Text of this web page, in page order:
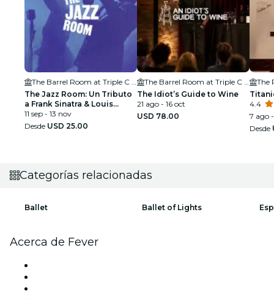
The Jazz Room: Un Tributo
a Frank Sinatra & Louis
Armstrong
11 sep - 13 nov
Desde USD 25.00
The Idiot’s Guide to Wine
21 ago - 16 oct
USD 78.00
4.4
7 ago
Desde
Categorías relacionadas
Ballet Ballet of Lights
Acerca de Fever